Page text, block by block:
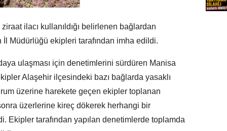
ilacı kullanıldığı belirlenen bağlardan
İl Müdürlüğü ekipleri tarafından imha edildi.
ulaşması için denetimlerini sürdüren Manisa
Alaşehir ilçesindeki bazı bağlarda yasaklı
üzerine harekete geçen ekipler toplanan
üzerlerine kireç dökerek herhangi bir
Ekipler tarafından yapılan denetimlerde toplamda